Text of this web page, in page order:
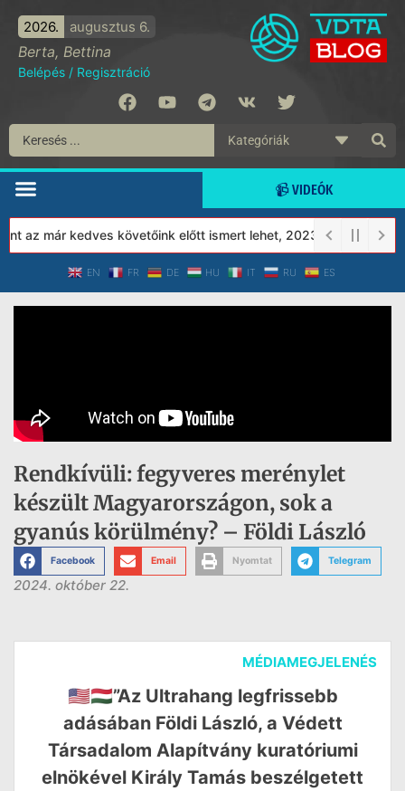
2026. augusztus 6.
Berta, Bettina
Belépés / Regisztráció
📹 VIDEÓK
az már kedves követőink előtt ismert lehet, 2023-tól a Védett
EN FR DE HU IT RU ES
Rendkívüli: fegyveres merénylet
készült Magyarországon, sok a
gyanús körülmény? – Földi László
Facebook Email Nyomtat Telegram
2024. október 22.
MÉDIAMEGJELENÉS
🇺🇸🇭🇺”Az Ultrahang legfrissebb
adásában Földi László, a Védett
Társadalom Alapítvány kuratóriumi
elnökével Király Tamás beszélgetett